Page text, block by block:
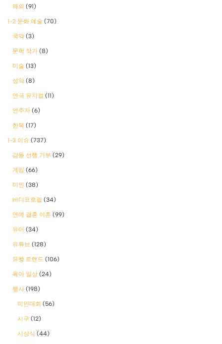
해외 (91)
1-2 문화 예술 (70)
국악 (3)
문학 작가 (8)
미술 (13)
성악 (8)
연극 뮤지컬 (11)
연주자 (6)
한복 (17)
1-3 이슈 (737)
감동 선행 기부 (29)
게임 (66)
미인 (38)
바디프로필 (34)
연예 결혼 이혼 (99)
유머 (34)
유튜브 (128)
유행 트렌드 (106)
육아 일상 (24)
행사 (198)
미인대회 (56)
시구 (12)
시상식 (44)